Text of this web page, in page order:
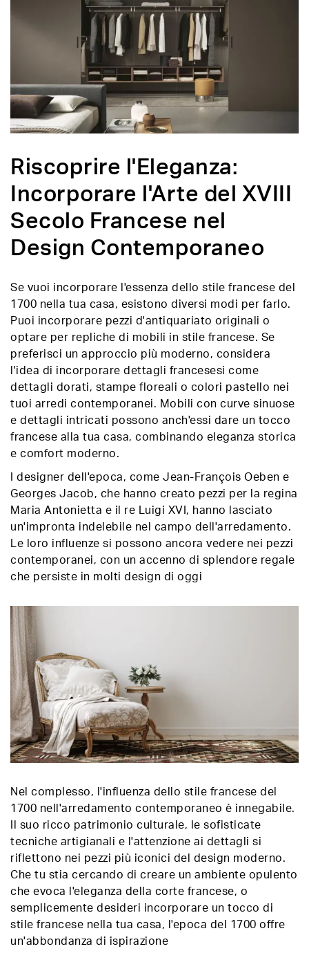
Riscoprire l'Eleganza:
Incorporare l'Arte del XVIII
Secolo Francese nel
Design Contemporaneo
Se vuoi incorporare l'essenza dello stile francese del
1700 nella tua casa, esistono diversi modi per farlo.
Puoi incorporare pezzi d'antiquariato originali o
optare per repliche di mobili in stile francese. Se
preferisci un approccio più moderno, considera
l'idea di incorporare dettagli francesesi come
dettagli dorati, stampe floreali o colori pastello nei
tuoi arredi contemporanei. Mobili con curve sinuose
e dettagli intricati possono anch'essi dare un tocco
francese alla tua casa, combinando eleganza storica
e comfort moderno.
I designer dell'epoca, come Jean-François Oeben e
Georges Jacob, che hanno creato pezzi per la regina
Maria Antonietta e il re Luigi XVI, hanno lasciato
un'impronta indelebile nel campo dell'arredamento.
Le loro influenze si possono ancora vedere nei pezzi
contemporanei, con un accenno di splendore regale
che persiste in molti design di oggi
Nel complesso, l'influenza dello stile francese del
1700 nell'arredamento contemporaneo è innegabile.
Il suo ricco patrimonio culturale, le sofisticate
tecniche artigianali e l'attenzione ai dettagli si
riflettono nei pezzi più iconici del design moderno.
Che tu stia cercando di creare un ambiente opulento
che evoca l'eleganza della corte francese, o
semplicemente desideri incorporare un tocco di
stile francese nella tua casa, l'epoca del 1700 offre
un'abbondanza di ispirazione